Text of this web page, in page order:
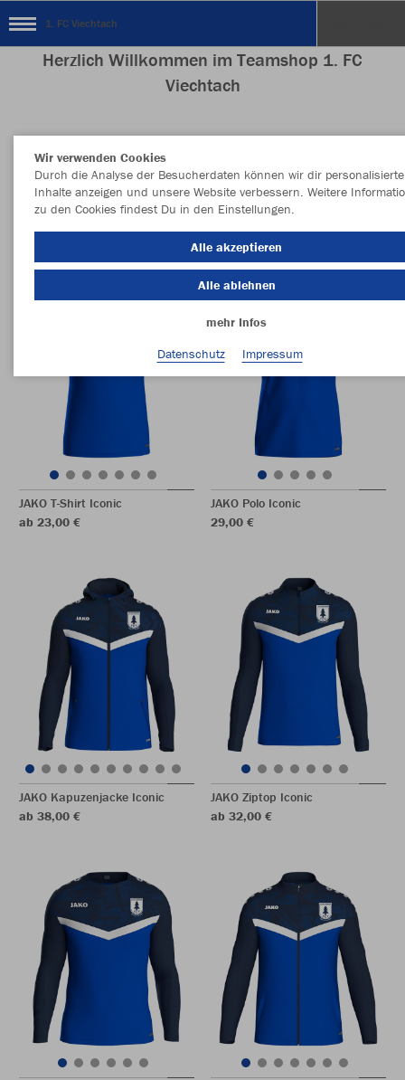
1. FC Viechtach
Herzlich Willkommen im Teamshop 1. FC
Viechtach
Nachhaltig Farbe
JAKO T-Shirt Iconic
ab 23,00 €
JAKO Polo Iconic
29,00 €
JAKO Kapuzenjacke Iconic
ab 38,00 €
JAKO Ziptop Iconic
ab 32,00 €
Wir verwenden Cookies
Durch die Analyse der Besucherdaten können wir dir personalisierte
Inhalte anzeigen und unsere Website verbessern. Weitere
zu den Cookies findest Du in den Einstellungen.
Alle akzeptieren
Alle ablehnen
mehr Infos
Datenschutz
Impressum